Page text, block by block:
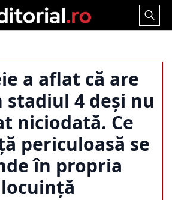
Search
a aflat că are
stadiul 4 deși nu
niciodată. Ce
periculoasă se
în propria
locuință